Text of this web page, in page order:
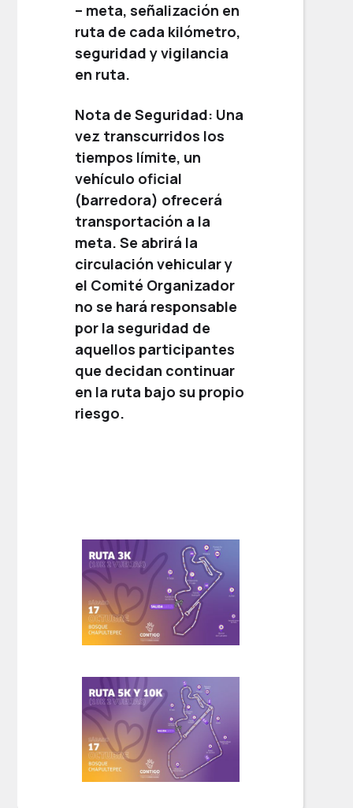
– meta, señalización en
ruta de cada kilómetro,
seguridad y vigilancia
en ruta.
Nota de Seguridad: Una
vez transcurridos los
tiempos límite, un
vehículo oficial
(barredora) ofrecerá
transportación a la
meta. Se abrirá la
circulación vehicular y
el Comité Organizador
no se hará responsable
por la seguridad de
aquellos participantes
que decidan continuar
en la ruta bajo su propio
riesgo.